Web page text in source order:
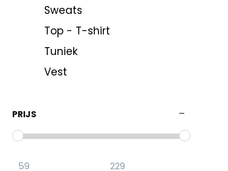
Sweats
Top - T-shirt
Tuniek
Vest
PRIJS